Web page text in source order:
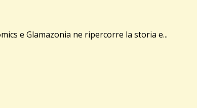
e Glamazonia ne ripercorre la storia e...